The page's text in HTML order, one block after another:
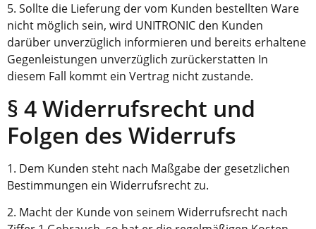
5. Sollte die Lieferung der vom Kunden bestellten Ware
nicht möglich sein, wird UNITRONIC den Kunden
darüber unverzüglich informieren und bereits erhaltene
Gegenleistungen unverzüglich zurückerstatten In
diesem Fall kommt ein Vertrag nicht zustande.
§ 4 Widerrufsrecht und
Folgen des Widerrufs
1. Dem Kunden steht nach Maßgabe der gesetzlichen
Bestimmungen ein Widerrufsrecht zu.
2. Macht der Kunde von seinem Widerrufsrecht nach